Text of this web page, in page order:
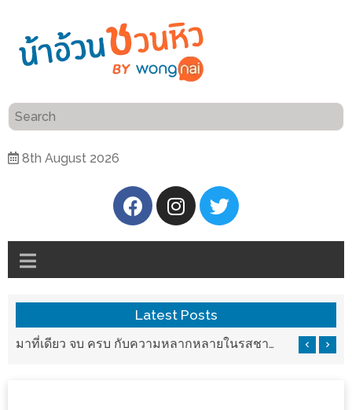
8th August 2026
แนะนำ
อ้วน
ศิริ
ปัน
นาฯ
เชียงใหม่
Latest Posts
มาที่เดียว จบ ครบ กับความหลากหลายในรสชาติที่นำมาจากทั่วเมืองจีนที่ HAN The Chinese Cuisine